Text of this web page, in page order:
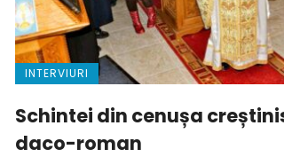
INTERVIURI
Schintei din cenușa
daco-roman